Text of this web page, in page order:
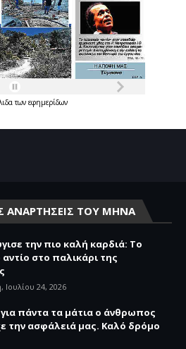
των εφημερίδων
ΑΝΑΡΤΗΣΕΙΣ ΤΟΥ ΜΗΝΑ
την πιο καλή καρδιά: Το
στο παλικάρι της
Ιουλίου 24, 2026
πάντα τα μάτια ο άνθρωπος
την ασφάλειά μας. Καλό δρόμο